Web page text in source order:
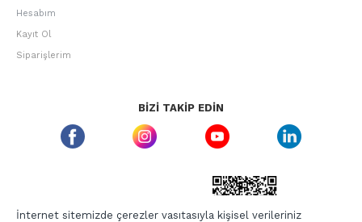
Hesabım
Kayıt Ol
Siparişlerim
BIZI TAKIP EDIN
ETBIS GÜVEN DAMGASI
İnternet sitemizde çerezler vasıtasıyla kişisel verileriniz